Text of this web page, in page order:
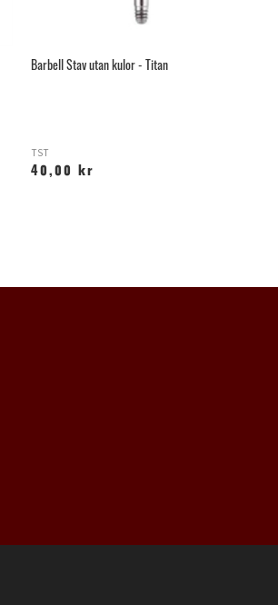
Barbell Stav utan kulor - Titan
TST
40,00 kr